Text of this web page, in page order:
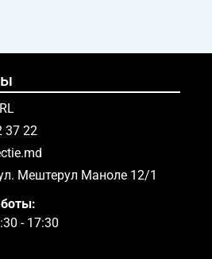
37 22
Мештерул Маноле 12/1
- 17:30